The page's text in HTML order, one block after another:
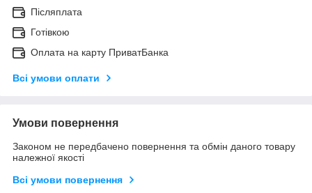
Післяплата
Готівкою
Оплата на карту ПриватБанка
Всі умови оплати
Умови повернення
Законом не передбачено повернення та обмін даного товару
належної якості
Всі умови повернення